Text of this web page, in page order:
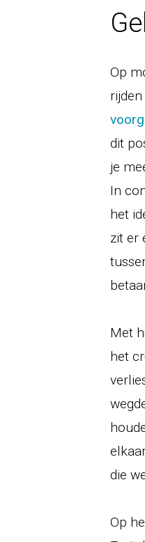
Op
dit
je
In
het
zit er
Met
het
die
Op